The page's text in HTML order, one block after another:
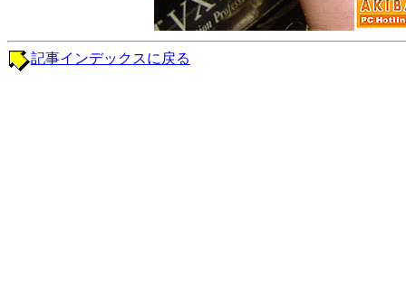
記事インデックスに戻る